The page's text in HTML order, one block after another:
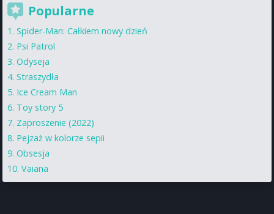
Popularne
Spider-Man: Całkiem nowy dzień
Psi Patrol
Odyseja
Straszydła
Ice Cream Man
Toy story 5
Zaproszenie (2022)
Pejzaż w kolorze sepii
Obsesja
Vaiana